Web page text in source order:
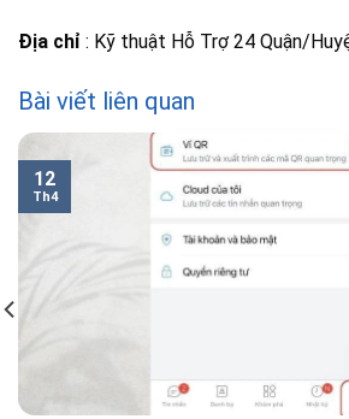
Địa chỉ : Kỹ thuật Hỗ Trợ 24 Quận/
Bài viết liên quan
12
Th4